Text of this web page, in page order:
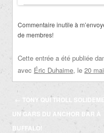
Commentaire inutile à
de membres!
Cette entrée a été publiée
avec Éric Duhaime, le 20
Navigation
des
articles
←
TONY QUI TROLL
UN GARS DU ANCHOR BAR À
BUFFALO!